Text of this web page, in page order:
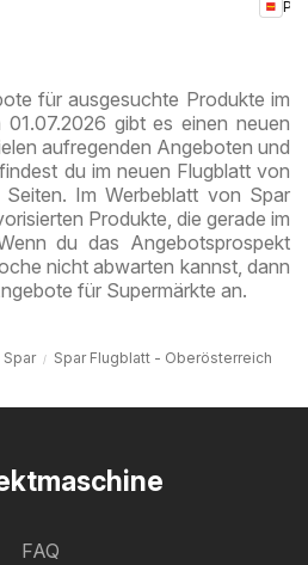
für ausgesuchte Produkte im
gibt es einen neuen
aufregenden Angeboten und
du im neuen Flugblatt von
Im Werbeblatt von Spar
Produkte, die gerade im
du das Angebotsprospekt
nicht abwarten kannst, dann
für Supermärkte an.
Spar Spar Flugblatt - Oberösterreich
FAQ